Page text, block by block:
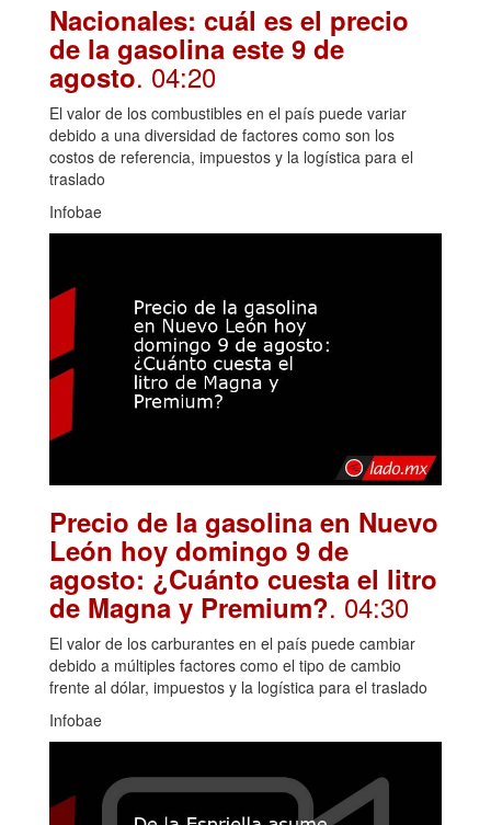
Nacionales: cuál es el precio
de la gasolina este 9 de
agosto. 04:20
El valor de los combustibles en el país puede variar
debido a una diversidad de factores como son los
costos de referencia, impuestos y la logística para el
traslado
Infobae
Precio de la gasolina en Nuevo
León hoy domingo 9 de
agosto: ¿Cuánto cuesta el litro
de Magna y Premium?. 04:30
El valor de los carburantes en el país puede cambiar
debido a múltiples factores como el tipo de cambio
frente al dólar, impuestos y la logística para el traslado
Infobae